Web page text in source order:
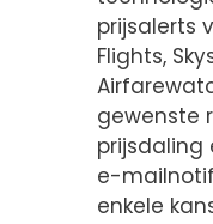
prijsalerts
Flights,
gewenste
prijsdaling
e-
enkele